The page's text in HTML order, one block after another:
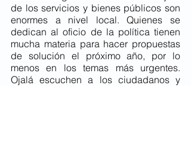
de los servicios y bienes públicos son
enormes a nivel local. Quienes se
dedican al oficio de la política tienen
mucha materia para hacer propuestas
de solución el próximo año, por lo
menos en los temas más urgentes.
Ojalá escuchen a los ciudadanos y